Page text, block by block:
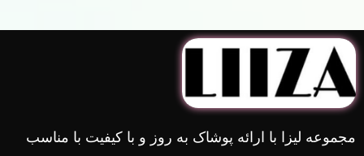
مجموعه لیزا با ارائه پوشاک به روز و با کیفیت با مناسب